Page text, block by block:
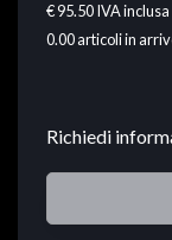
€ 95.50IVA inclusa
0.00articoli in
Richiedi